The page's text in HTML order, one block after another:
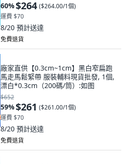
60%$264 ($264.00/1個)
運費 $70
8/20 預計送達
免費退貨
廠家直供【0.3cm~1cm】黑白窄扁跑
馬走馬鬆緊帶 服裝輔料現貨批發, 1個,
漂白*0.3cm（200碼/筒）:如图
$652
59%$261 ($261.00/1個)
運費 $70
8/20 預計送達
免費退貨